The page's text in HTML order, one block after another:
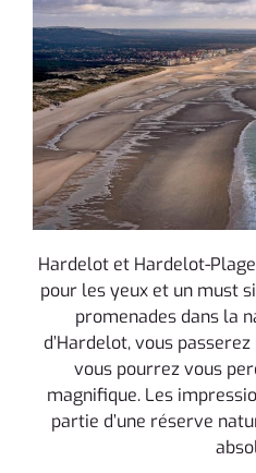
Hardelot et Hardelot-
pour les yeux et un must
promenades dans la
d’Hardelot, vous
vous pourrez vous
magnifique. Les
partie d’une réserve